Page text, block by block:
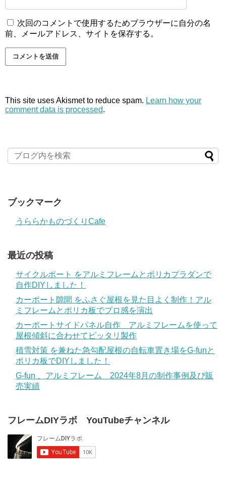
次回のコメントで使用するためブラウザーに自分の名
前、メールアドレス、サイトを保存する。
This site uses Akismet to reduce spam. Learn how your
comment data is processed.
ブックマーク
うららかものづくりCafe
最近の投稿
サイクルポート をアルミフレームとポリカプラダンで
自作DIYしました！
カーポート隙間 をふさぐ屋根を見た目よく制作！アル
ミフレームとポリカ板でプロ感を演出
カーポートサイドパネル自作 アルミフレームを使って
屋根傾斜に合わせてピッタリ製作
積雪対策 を兼ねた急勾配屋根の自転車置き場をG-funと
ポリカ板でDIYしました！
G-fun 、アルミフレーム 2024年8月の制作事例及び販
売実績
フレームDIYラボ YouTubeチャンネル